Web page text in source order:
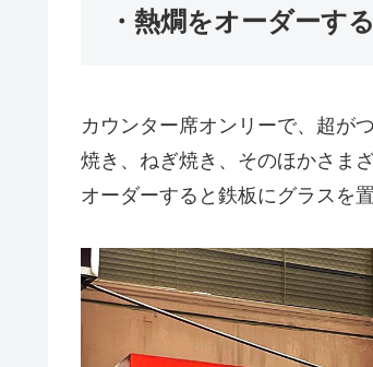
・熱燗をオーダーす
カウンター席オンリーで、超が
焼き、ねぎ焼き、そのほかさま
オーダーすると鉄板にグラスを